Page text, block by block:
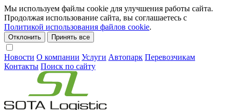
Мы используем файлы cookie для улучшения работы сайта.
Продолжая использование сайта, вы соглашаетесь с
Политикой использования файлов cookie.
Отклонить Принять все
Новости О компании Услуги Автопарк Перевозчикам
Контакты Поиск по сайту